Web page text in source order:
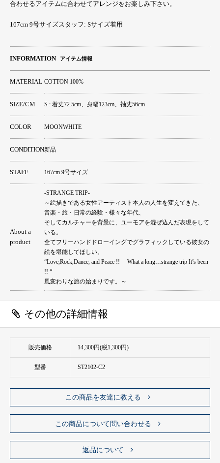
合わせるアイテムに合わせてアレンジをお楽しみ下さい。
167cm 9号サイズスタッフ: Sサイズ着用
INFORMATION アイテム情報
MATERIAL COTTON 100%
SIZE/CM S : 着丈72.5cm、身幅123cm、袖丈56cm
COLOR MOONWHITE
CONDITION新品
STAFF 167cm 9号サイズ
About a
product
-STRANGE TRIP-
～絵描きである女性アーティスト本人の人生を変えてきた、
音楽・旅・日常の経験・様々な年代、
そしてカルチャーを背景に、ユーモアを混ぜ込んだ表現をして
いる。
全てフリーハンドドローイングでグラフィックしている彼女の
絵を堪能してほしい。
“Love,Rock,Dance, and Peace !! What a long…strange trip It’s been
!! “
風変わりな旅の始まりです。～
その他の詳細情報
販売価格 14,300円(税1,300円)
型番 ST2102-C2
この商品を友達に教える
この商品について問い合わせる
返品について